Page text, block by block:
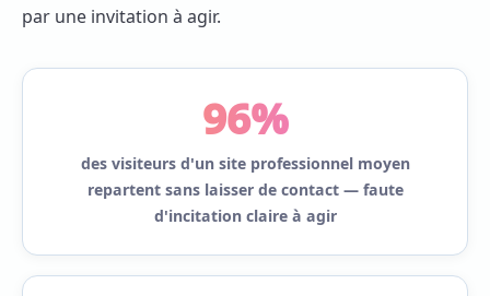
par une invitation à agir.
96%
des visiteurs d'un site professionnel moyen
repartent sans laisser de contact — faute
d'incitation claire à agir